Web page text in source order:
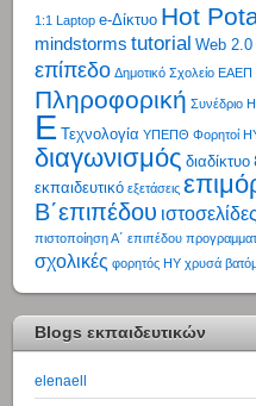
1:1 Laptop e-Δίκτυο Hot
mindstorms tutorial Web 2.0
επίπεδο Δημοτικό Σχολείο ΕΑΕΠ
Πληροφορική Συνέδριο
Ε Τεχνολογία ΥΠΕΠΘ Φορητοί
διαγωνισμός διαδίκτυο
εκπαιδευτικό εξετάσεις
Β΄επιπέδου ιστοσελίδες
πιστοποίηση Α΄ επιπέδου
σχολικές φορητός ΗΥ χρυσά
Blogs εκπαιδευτικών
elenaell